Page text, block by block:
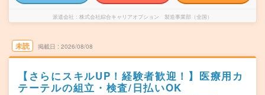
派遣会社 株式会社綜合キャリアオプション 製造事業部（全国）
未読 掲載日 2026/08/08
【さらにスキルUP！経験者歓迎！】医療用カ
テーテルの組立・検査/日払いOK